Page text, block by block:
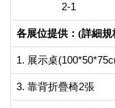
2-1
各展位提供：(詳細
1. 展示桌
3. 靠背折疊椅2張